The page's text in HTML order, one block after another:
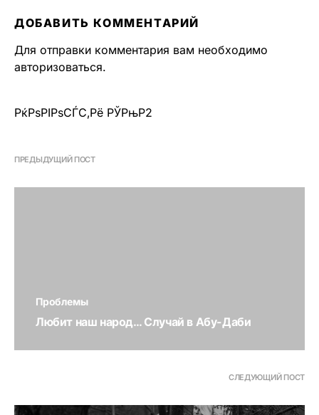
ДОБАВИТЬ КОММЕНТАРИЙ
Для отправки комментария вам необходимо
авторизоваться.
РќРѕРІРѕСЃС‚Рё РЎРњР2
ПРЕДЫДУЩИЙ ПОСТ
Проблемы
Любит наш народ… Случай в Абу-Даби
СЛЕДУЮЩИЙ ПОСТ